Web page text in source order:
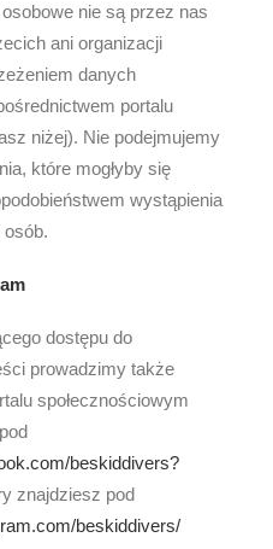
nie są przez nas
ani organizacji
danych
portalu
niżej). Nie podejmujemy
które mogłyby się
wystąpienia
dostępu do
prowadzimy także
społecznościowym
beskiddivers?
znajdziesz pod
beskiddivers/